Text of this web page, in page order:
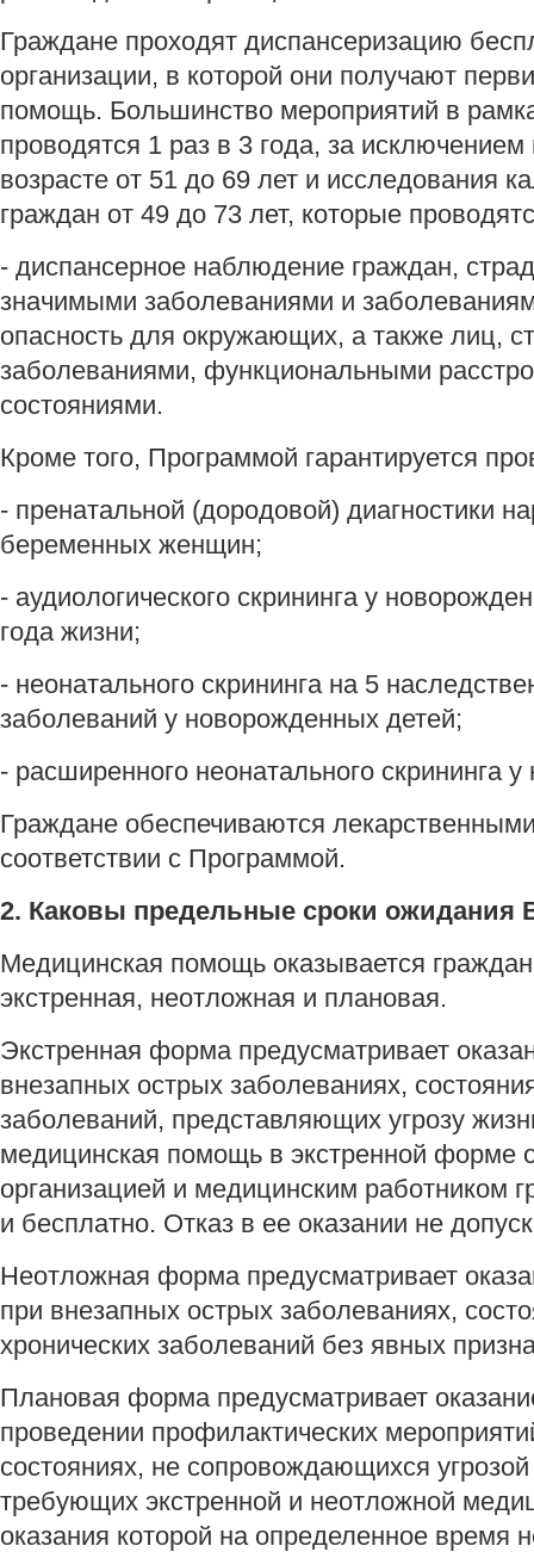
Граждане проходят диспансеризацию
организации, в которой они получают
помощь. Большинство мероприятий в
проводятся 1 раз в 3 года, за
возрасте от 51 до 69 лет и исследования
граждан от 49 до 73 лет, которые
- диспансерное наблюдение граждан,
значимыми заболеваниями и
опасность для окружающих, а также лиц,
заболеваниями, функциональными
состояниями.
Кроме того, Программой гарантируется
- пренатальной (дородовой) диагностики
беременных женщин;
- аудиологического скрининга у
года жизни;
- неонатального скрининга на 5
заболеваний у новорожденных детей;
- расширенного неонатального скрининга
Граждане обеспечиваются
соответствии с Программой.
2. Каковы предельные сроки
Медицинская помощь оказывается
экстренная, неотложная и плановая.
Экстренная форма предусматривает
внезапных острых заболеваниях,
заболеваний, представляющих угрозу
медицинская помощь в экстренной форме
организацией и медицинским работником
и бесплатно. Отказ в ее оказании не
Неотложная форма предусматривает
при внезапных острых заболеваниях,
хронических заболеваний без явных
Плановая форма предусматривает
проведении профилактических
состояниях, не сопровождающихся
требующих экстренной и неотложной
оказания которой на определенное время